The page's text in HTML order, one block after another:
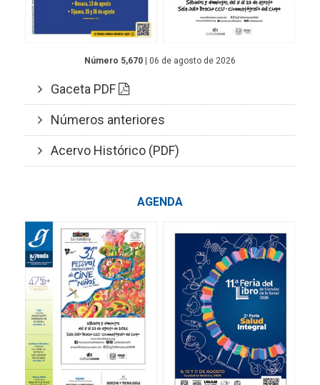
Número 5,670 | 06 de agosto de 2026
Gaceta PDF
Números anteriores
Acervo Histórico (PDF)
AGENDA